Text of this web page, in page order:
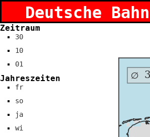
Deutsche Bahn
Zeitraum
30
10
01
Jahreszeiten
fr
so
ja
wi